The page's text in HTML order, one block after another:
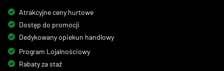
Atrakcyjne ceny hurtowe
Dostęp do promocji
Dedykowany opiekun handlowy
Program Lojalnościowy
Rabaty za staż